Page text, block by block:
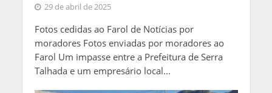
29 de abril de 2025
Fotos cedidas ao Farol de Notícias por
moradores Fotos enviadas por moradores ao
Farol Um impasse entre a Prefeitura de Serra
Talhada e um empresário local...